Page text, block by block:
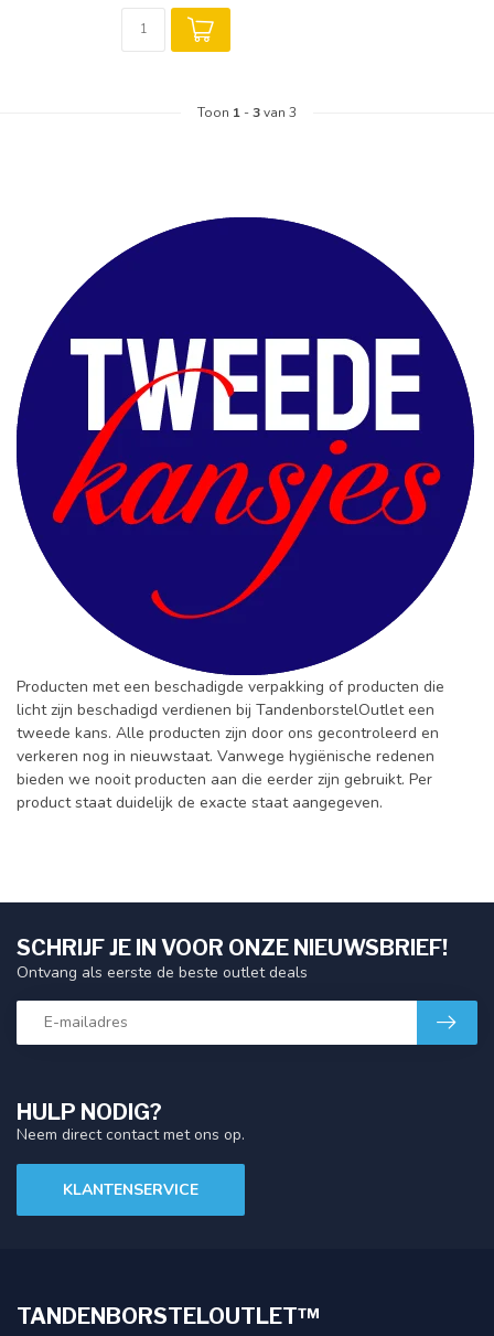
Toon 1 -3van 3
Producten met een beschadigde verpakking of producten die
licht zijn beschadigd verdienen bij TandenborstelOutlet een
tweede kans. Alle producten zijn door ons gecontroleerd en
verkeren nog in nieuwstaat. Vanwege hygiënische redenen
bieden we nooit producten aan die eerder zijn gebruikt. Per
product staat duidelijk de exacte staat aangegeven.
HULP NODIG?
Neem direct contact met ons op.
KLANTENSERVICE
SCHRIJF JE IN VOOR ONZE NIEUWSBRIEF!
Ontvang als eerste de beste outlet deals
TANDENBORSTELOUTLET™